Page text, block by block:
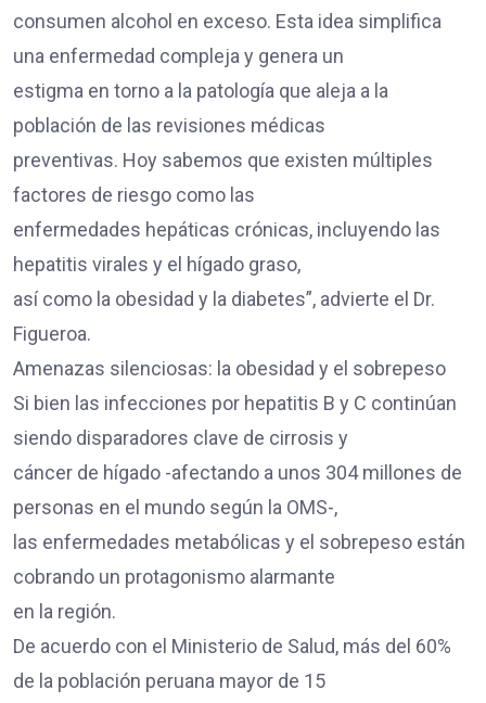
consumen alcohol en exceso. Esta idea simplifica
una enfermedad compleja y genera un
estigma en torno a la patología que aleja a la
población de las revisiones médicas
preventivas. Hoy sabemos que existen múltiples
factores de riesgo como las
enfermedades hepáticas crónicas, incluyendo las
hepatitis virales y el hígado graso,
así como la obesidad y la diabetes”, advierte el Dr.
Figueroa.
Amenazas silenciosas: la obesidad y el sobrepeso
Si bien las infecciones por hepatitis B y C continúan
siendo disparadores clave de cirrosis y
cáncer de hígado -afectando a unos 304 millones de
personas en el mundo según la OMS-,
las enfermedades metabólicas y el sobrepeso están
cobrando un protagonismo alarmante
en la región.
De acuerdo con el Ministerio de Salud, más del 60%
de la población peruana mayor de 15